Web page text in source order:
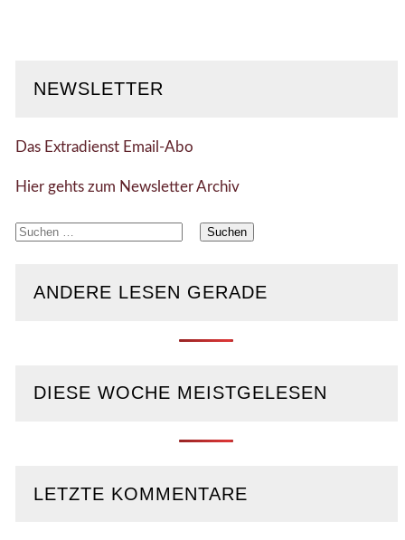
NEWSLETTER
Das Extradienst Email-Abo
Hier gehts zum Newsletter Archiv
Suchen
ANDERE LESEN GERADE
DIESE WOCHE MEISTGELESEN
LETZTE KOMMENTARE